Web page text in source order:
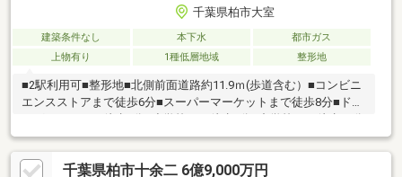
千葉県柏市大室
建築条件なし 本下水
都市ガス
上物有り
1種低層地域 整形地
■2駅利用可■整形地■北側前面道路約11.9ｍ(歩道含む）■コンビニ
エンスストアまで徒歩6分■スーパーマーケットまで徒歩8分■ドラ
ッグストアまで徒歩6分■小学校まで徒歩3分■中学校まで徒歩13分
千葉県柏市十余二 6億9,000万円